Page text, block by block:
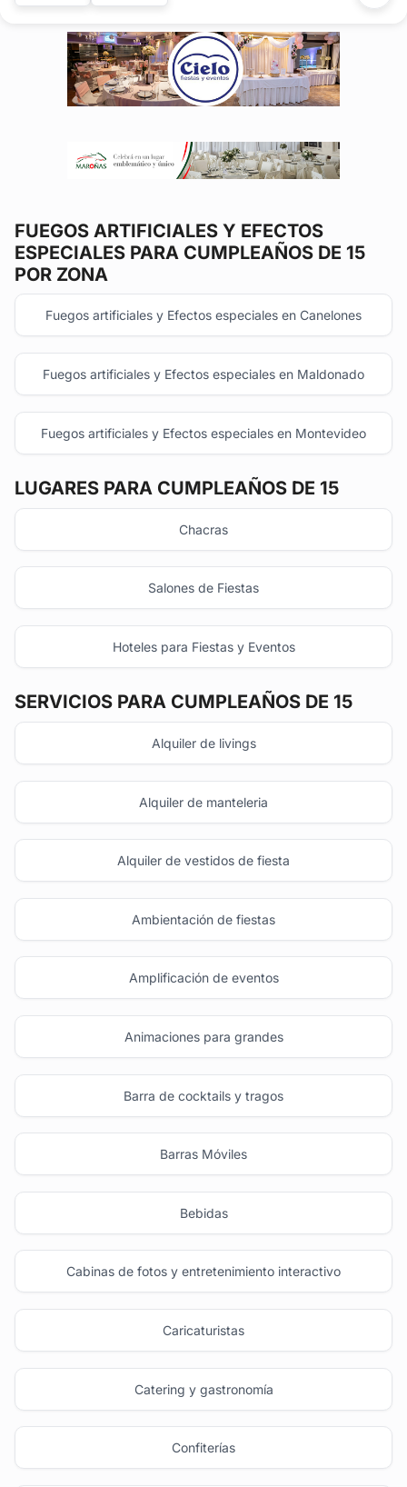
máxima seguridad. Desde fuegos fríos para 15 años en
FUEGOS ARTIFICIALES Y EFECTOS
ESPECIALES PARA CUMPLEAÑOS DE 15
POR ZONA
Fuegos artificiales y Efectos especiales en Canelones
Fuegos artificiales y Efectos especiales en Maldonado
Fuegos artificiales y Efectos especiales en Montevideo
LUGARES PARA CUMPLEAÑOS DE 15
Chacras
Salones de Fiestas
Hoteles para Fiestas y Eventos
SERVICIOS PARA CUMPLEAÑOS DE 15
Alquiler de livings
Alquiler de manteleria
Alquiler de vestidos de fiesta
Ambientación de fiestas
Amplificación de eventos
Animaciones para grandes
Barra de cocktails y tragos
Barras Móviles
Bebidas
Cabinas de fotos y entretenimiento interactivo
Caricaturistas
Catering y gastronomía
Confiterías